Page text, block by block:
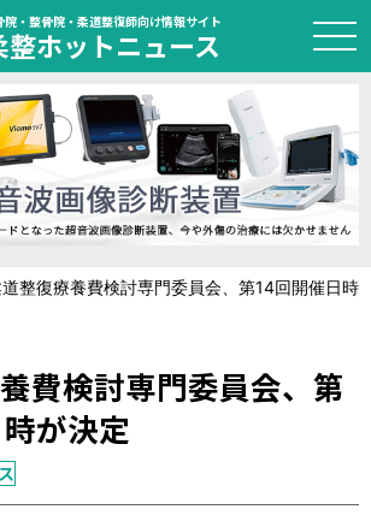
院・整骨院・柔道整復師向け情報サイト
整ホットニュース
整復療養費検討専門委員会、第14回開催日時
費検討専門委員会、第
が決定